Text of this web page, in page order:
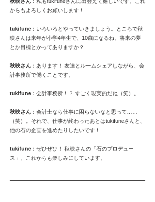
秋映さん ：私もtukifuneさんに出会えて嬉しいです。これ
からもよろしくお願いします！
tukifune ：いろいろとやっていきましょう。ところで秋
映さんは来年が小学4年生で、10歳になるね。将来の夢
とか目標とかってありますか？
秋映さん ：あります！ 友達とルームシェアしながら、会
計事務所で働くことです。
tukifune ：会計事務所！？ すごく現実的だね（笑）。
秋映さん ：会計士なら仕事に困らないなと思って……
（笑）。それで、仕事が終わったあとはtukifuneさんと、
他の石の企画を進めたりしたいです！
tukifune ：ぜひぜひ！ 秋映さんの「石のプロデュー
ス」、これからも楽しみにしています。